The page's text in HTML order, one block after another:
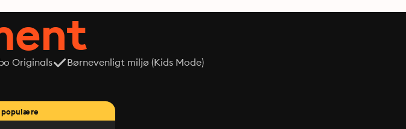
Originals
Børnevenligt miljø (Kids Mode)
populære